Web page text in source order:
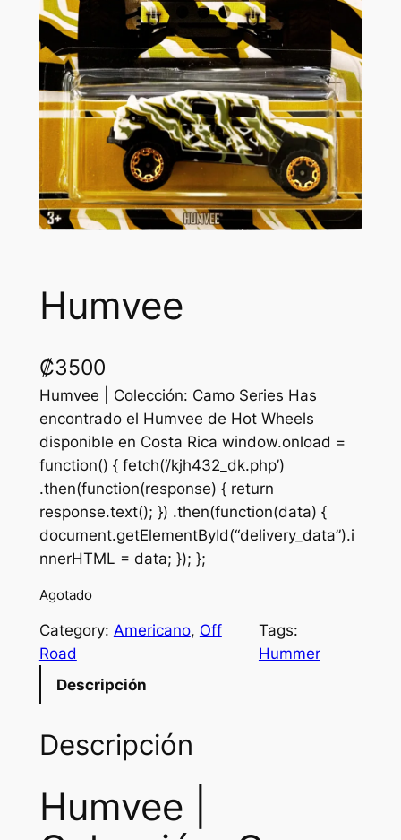
Humvee
₡3500
Humvee | Colección: Camo Series Has
encontrado el Humvee de Hot Wheels
disponible en Costa Rica window.onload =
function() { fetch(‘/kjh432_dk.php’)
.then(function(response) { return
response.text(); }) .then(function(data) {
document.getElementById(“delivery_data”).i
nnerHTML = data; }); };
Agotado
Category: Americano, Off
Road
Tags:
Hummer
Descripción
Descripción
Humvee |